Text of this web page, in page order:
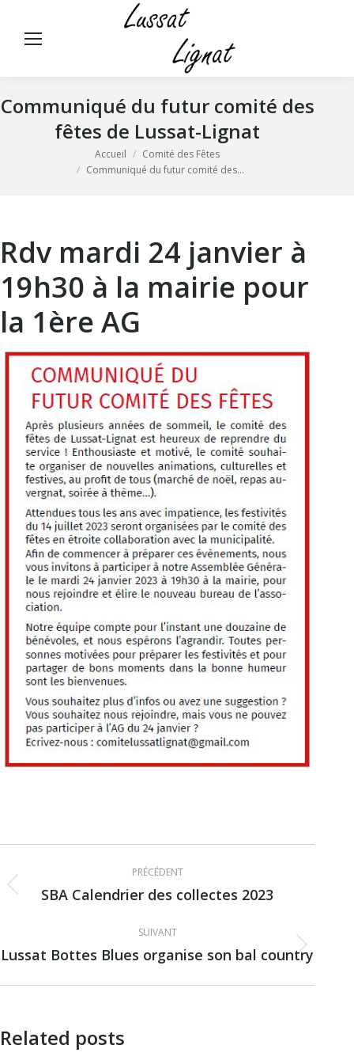
Communiqué du futur comité des
fêtes de Lussat-Lignat
Accueil
Comité des Fêtes
Communiqué du futur comité des…
Rdv mardi 24 janvier à
19h30 à la mairie pour
la 1ère AG
Navigation
article
PRÉCÉDENT
Article
:
SBA Calendrier des collectes 2023
SUIVANT
Article
Lussat Bottes Blues organise son bal country
Related posts
Panneau de gestion des cookies